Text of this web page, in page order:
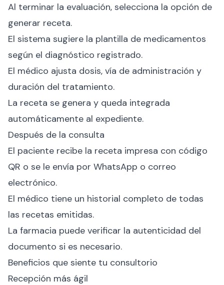
Al terminar la evaluación, selecciona la opción de
generar receta.
El sistema sugiere la plantilla de medicamentos
según el diagnóstico registrado.
El médico ajusta dosis, vía de administración y
duración del tratamiento.
La receta se genera y queda integrada
automáticamente al expediente.
Después de la consulta
El paciente recibe la receta impresa con código
QR o se le envía por WhatsApp o correo
electrónico.
El médico tiene un historial completo de todas
las recetas emitidas.
La farmacia puede verificar la autenticidad del
documento si es necesario.
Beneficios que siente tu consultorio
Recepción más ágil